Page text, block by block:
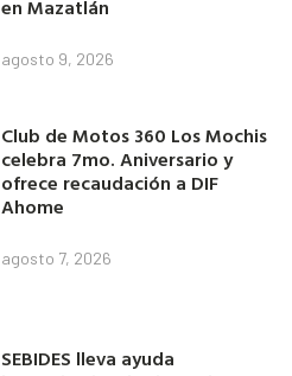
en Mazatlán
agosto 9, 2026
Club de Motos 360 Los Mochis
celebra 7mo. Aniversario y
ofrece recaudación a DIF
Ahome
agosto 7, 2026
SEBIDES lleva ayuda